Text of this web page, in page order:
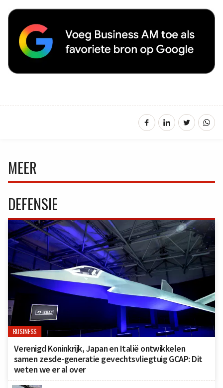
MEER
DEFENSIE
BUSINESS
Verenigd Koninkrijk, Japan en Italië ontwikkelen
samen zesde-generatie gevechtsvliegtuig GCAP: Dit
weten we er al over